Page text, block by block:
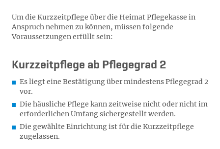
Um die Kurzzeitpflege über die Heimat Pflegekasse in
Anspruch nehmen zu können, müssen folgende
Voraussetzungen erfüllt sein:
Kurzzeitpflege ab Pflegegrad 2
Es liegt eine Bestätigung über mindestens Pflegegrad 2
vor.
Die häusliche Pflege kann zeitweise nicht oder nicht im
erforderlichen Umfang sichergestellt werden.
Die gewählte Einrichtung ist für die Kurzzeitpflege
zugelassen.